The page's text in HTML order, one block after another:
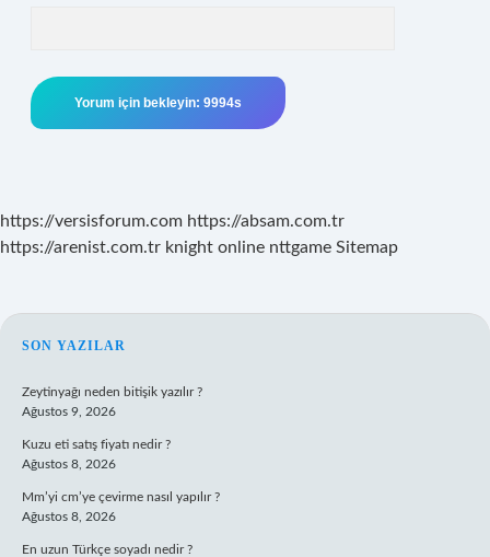
https://versisforum.com https://absam.com.tr
https://arenist.com.tr knight online nttgame Sitemap
SIDEBAR
SON YAZILAR
Zeytinyağı neden bitişik yazılır ?
Ağustos 9, 2026
Kuzu eti satış fiyatı nedir ?
Ağustos 8, 2026
Mm’yi cm’ye çevirme nasıl yapılır ?
Ağustos 8, 2026
En uzun Türkçe soyadı nedir ?